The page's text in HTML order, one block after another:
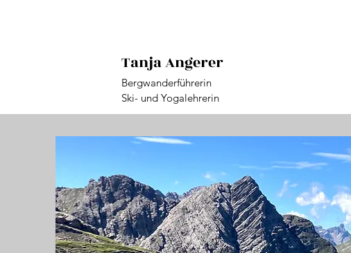
Tanja Angerer
Bergwanderführerin
Ski- und Yogalehrerin